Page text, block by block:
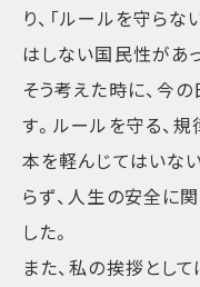
り、「ルールを守らな
はしない国民性があっ
そう考えた時に、今
す。ルールを守る、規
本を軽んじてはいな
らず、人生の安全に
した。
また、私の挨拶とし